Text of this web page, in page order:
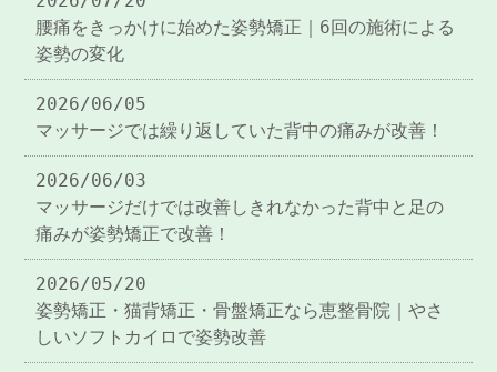
腰痛をきっかけに始めた姿勢矯正｜6回の施術による
姿勢の変化
2026/06/05
マッサージでは繰り返していた背中の痛みが改善！
2026/06/03
マッサージだけでは改善しきれなかった背中と足の
痛みが姿勢矯正で改善！
2026/05/20
姿勢矯正・猫背矯正・骨盤矯正なら恵整骨院｜やさ
しいソフトカイロで姿勢改善